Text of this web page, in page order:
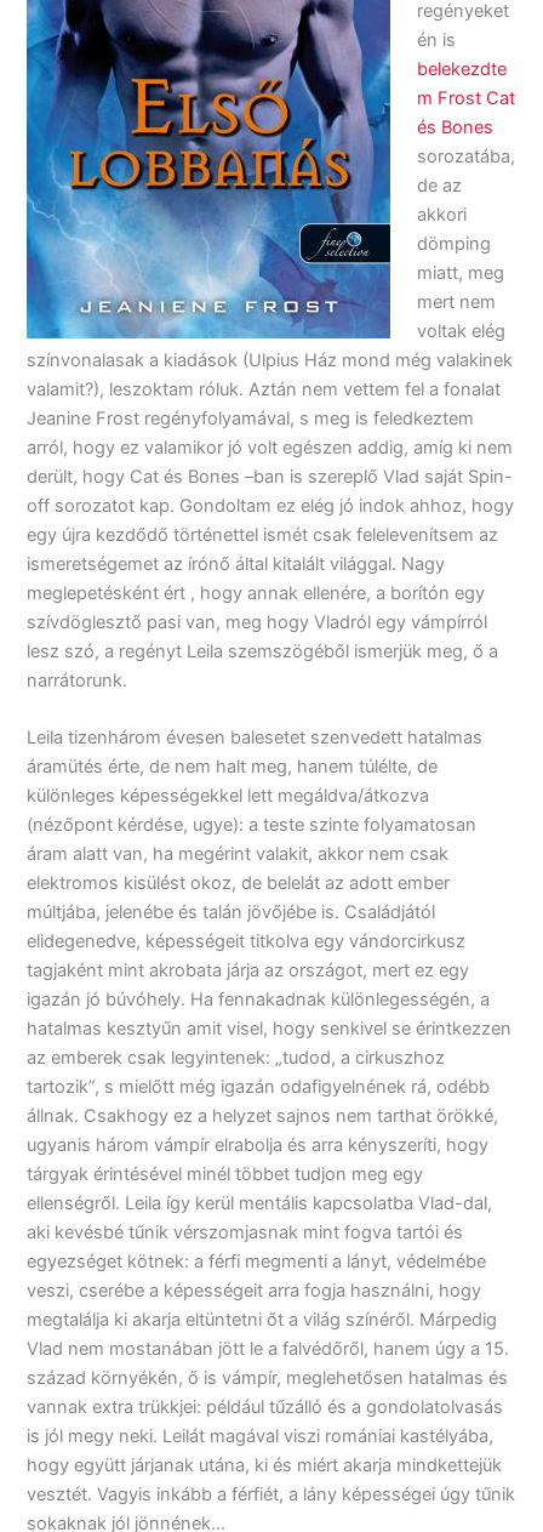
regényeket
én is
belekezdte
m Frost Cat
és Bones
sorozatába,
de az
akkori
dömping
miatt, meg
mert nem
voltak elég
színvonalasak a kiadások (Ulpius Ház mond még valakinek
valamit?), leszoktam róluk. Aztán nem vettem fel a fonalat
Jeanine Frost regényfolyamával, s meg is feledkeztem
arról, hogy ez valamikor jó volt egészen addig, amíg ki nem
derült, hogy Cat és Bones –ban is szereplő Vlad saját Spin-
off sorozatot kap. Gondoltam ez elég jó indok ahhoz, hogy
egy újra kezdődő történettel ismét csak felelevenítsem az
ismeretségemet az írónő által kitalált világgal. Nagy
meglepetésként ért , hogy annak ellenére, a borítón egy
szívdöglesztő pasi van, meg hogy Vladról egy vámpírról
lesz szó, a regényt Leila szemszögéből ismerjük meg, ő a
narrátorunk.
Leila tizenhárom évesen balesetet szenvedett hatalmas
áramütés érte, de nem halt meg, hanem túlélte, de
különleges képességekkel lett megáldva/átkozva
(nézőpont kérdése, ugye): a teste szinte folyamatosan
áram alatt van, ha megérint valakit, akkor nem csak
elektromos kisülést okoz, de belelát az adott ember
múltjába, jelenébe és talán jövőjébe is. Családjától
elidegenedve, képességeit titkolva egy vándorcirkusz
tagjaként mint akrobata járja az országot, mert ez egy
igazán jó búvóhely. Ha fennakadnak különlegességén, a
hatalmas kesztyűn amit visel, hogy senkivel se érintkezzen
az emberek csak legyintenek: „tudod, a cirkuszhoz
tartozik”, s mielőtt még igazán odafigyelnének rá, odébb
állnak. Csakhogy ez a helyzet sajnos nem tarthat örökké,
ugyanis három vámpír elrabolja és arra kényszeríti, hogy
tárgyak érintésével minél többet tudjon meg egy
ellenségről. Leila így kerül mentális kapcsolatba Vlad-dal,
aki kevésbé tűnik vérszomjasnak mint fogva tartói és
egyezséget kötnek: a férfi megmenti a lányt, védelmébe
veszi, cserébe a képességeit arra fogja használni, hogy
megtalálja ki akarja eltüntetni őt a világ színéről. Márpedig
Vlad nem mostanában jött le a falvédőről, hanem úgy a 15.
század környékén, ő is vámpír, meglehetősen hatalmas és
vannak extra trükkjei: például tűzálló és a gondolatolvasás
is jól megy neki. Leilát magával viszi romániai kastélyába,
hogy együtt járjanak utána, ki és miért akarja mindkettejük
vesztét. Vagyis inkább a férfiét, a lány képességei úgy tűnik
sokaknak jól jönnének…